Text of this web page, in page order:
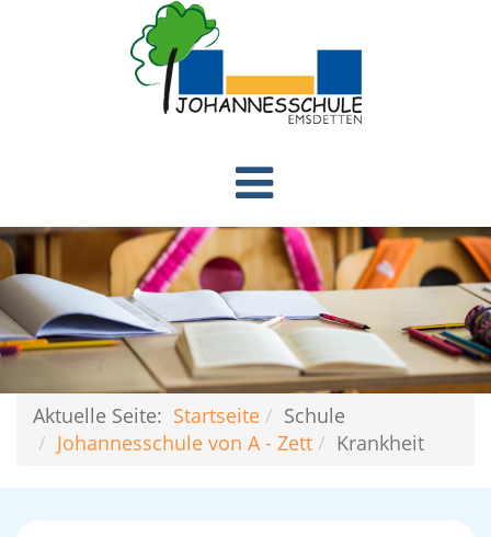
Aktuelle Seite: Startseite
Schule
Johannesschule von A - Zett
Krankheit